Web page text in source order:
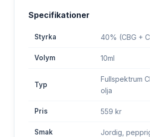
Specifikationer
Styrka 40% (CBG +
Volym 10ml
Typ
Fullspektrum
olja
Pris 559 kr
Smak Jordig,